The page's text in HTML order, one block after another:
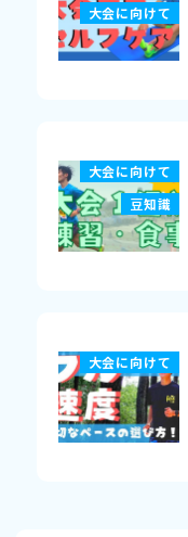
大会に向けて
大会に向けて
豆知識
大会に向けて